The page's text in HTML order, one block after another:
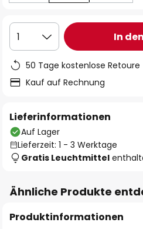
1 In
50 Tage kostenlose Retoure
Kauf auf Rechnung
Lieferinformationen
Auf Lager
Lieferzeit: 1 - 3 Werktage
Gratis Leuchtmittel
Ähnliche Produkte
Produktinformationen